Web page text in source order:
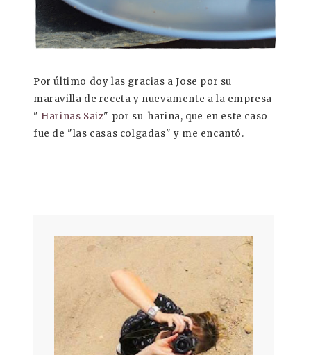
Por último doy las gracias a Jose por su
maravilla de receta y nuevamente a la empresa
" Harinas Saiz" por su harina, que en este caso
fue de "las casas colgadas" y me encantó.